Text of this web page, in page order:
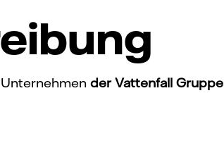
der Vattenfall Gruppe